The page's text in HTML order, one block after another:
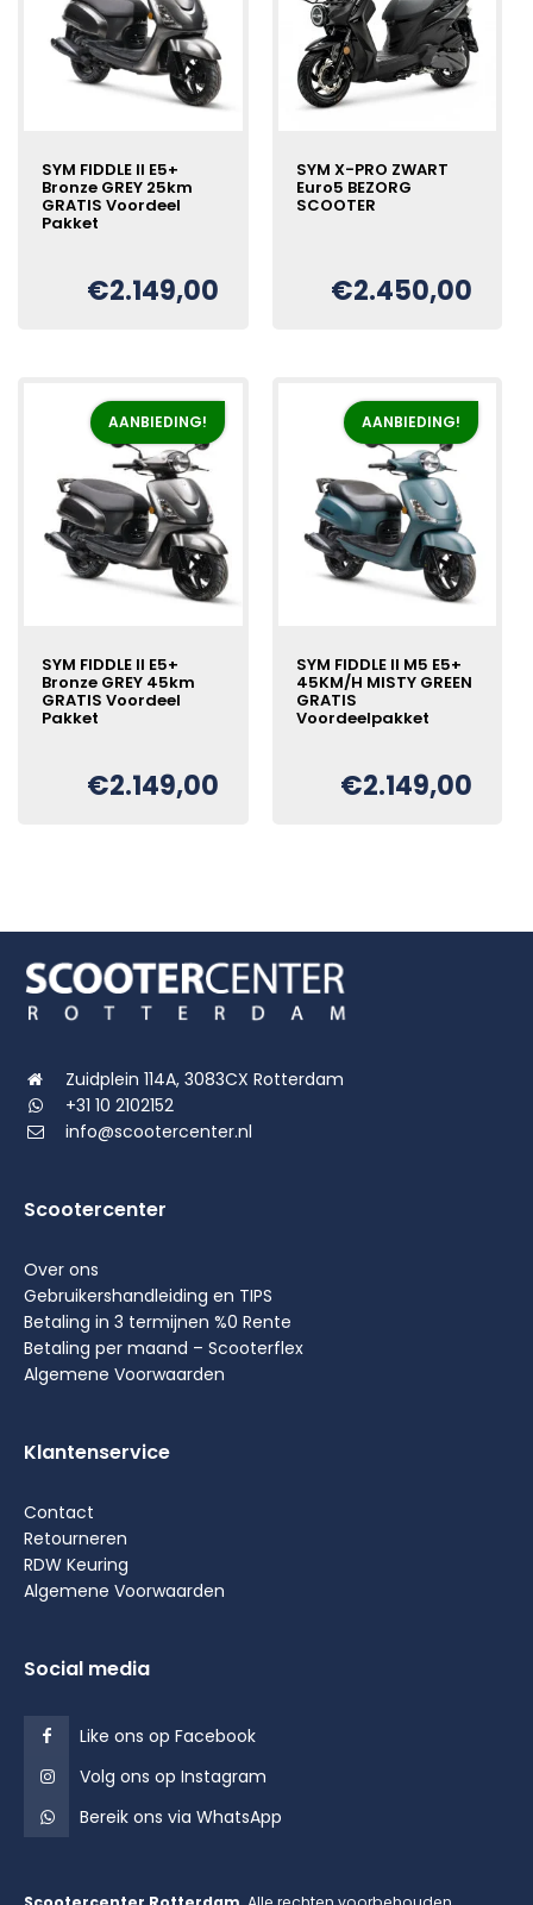
SYM FIDDLE II E5+
Bronze GREY 25km
GRATIS Voordeel
Pakket
Oorspronkelijke
€2.149,00
Huidige
SYM X-PRO ZWART
Euro5 BEZORG
SCOOTER
prijs
€2.450,00
prijs
AANBIEDING!
SYM FIDDLE II E5+
Bronze GREY 45km
GRATIS Voordeel
Pakket
Oorspronkelijke
€2.149,00
Huidige
AANBIEDING!
SYM FIDDLE II M5 E5+
45KM/H MISTY GREEN
GRATIS
Voordeelpakket
Oorspronkelijke
€2.149,00
Huidige
Zuidplein 114A, 3083CX Rotterdam
+31 10 2102152
info@scootercenter.nl
Scootercenter
Over ons
Gebruikershandleiding en TIPS
Betaling in 3 termijnen %0 Rente
Betaling per maand – Scooterflex
Algemene Voorwaarden
Klantenservice
Contact
Retourneren
RDW Keuring
Algemene Voorwaarden
Social media
Like ons op Facebook
Volg ons op Instagram
Bereik ons via WhatsApp